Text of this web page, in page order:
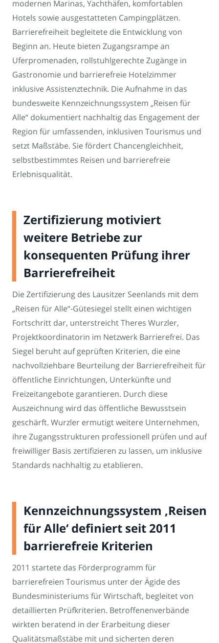
modernen Marinas, Yachthäfen, komfortablen
Hotels sowie ausgestatteten Campingplätzen.
Barrierefreiheit begleitete die Entwicklung von
Beginn an. Heute bieten Zugangsrampe an
Uferpromenaden, rollstuhlgerechte Zugänge in
Gastronomie und barrierefreie Hotelzimmer
inklusive Assistenztechnik. Die Aufnahme in das
bundesweite Kennzeichnungssystem „Reisen für
Alle“ dokumentiert nachhaltig das Engagement der
Region für umfassenden, inklusiven Tourismus und
setzt Maßstäbe. Sie fördert Chancengleichheit,
selbstbestimmtes Reisen und barrierefreie
Erlebnisqualität.
Zertifizierung motiviert
weitere Betriebe zur
konsequenten Prüfung ihrer
Barrierefreiheit
Die Zertifizierung des Lausitzer Seenlands mit dem
„Reisen für Alle“-Gütesiegel stellt einen wichtigen
Fortschritt dar, unterstreicht Theres Wurzler,
Projektkoordinatorin im Netzwerk Barrierefrei. Das
Siegel beruht auf geprüften Kriterien, die eine
nachvollziehbare Beurteilung der Barrierefreiheit für
öffentliche Einrichtungen, Unterkünfte und
Freizeitangebote garantieren. Durch diese
Auszeichnung wird das öffentliche Bewusstsein
geschärft. Wurzler ermutigt weitere Unternehmen,
ihre Zugangsstrukturen professionell prüfen und auf
freiwilliger Basis zertifizieren zu lassen, um inklusive
Standards nachhaltig zu etablieren.
Kennzeichnungssystem ‚Reisen
für Alle‘ definiert seit 2011
barrierefreie Kriterien
2011 startete das Förderprogramm für
barrierefreien Tourismus unter der Ägide des
Bundesministeriums für Wirtschaft, begleitet von
detaillierten Prüfkriterien. Betroffenenverbände
wirkten beratend in der Erarbeitung dieser
Qualitätsmaßstäbe mit und sicherten deren